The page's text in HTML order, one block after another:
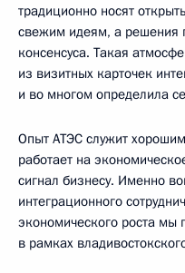
традиционно носят
свежим идеям, а решения
консенсуса. Такая
из визитных карточек
и во многом определила
Опыт АТЭС служит
работает на
сигнал бизнесу. Именно
интеграционного
экономического роста мы
в рамках